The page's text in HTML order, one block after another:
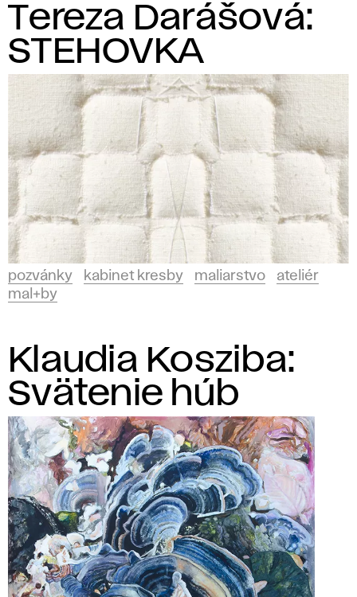
Tereza Darášová:
STEHOVKA
pozvánky kabinet kresby maliarstvo
ateliér
mal+by
Klaudia Kosziba:
Svätenie húb